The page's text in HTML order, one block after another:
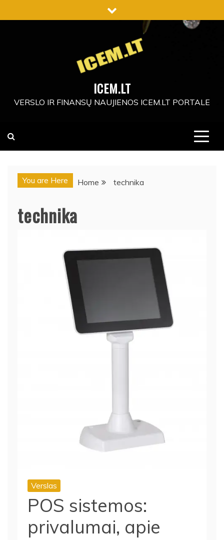
to
ICEM.LT
VERSLO IR FINANSŲ NAUJIENOS ICEM.LT PORTALE
You are Here Home technika
technika
Verslas
POS sistemos:
privalumai, apie